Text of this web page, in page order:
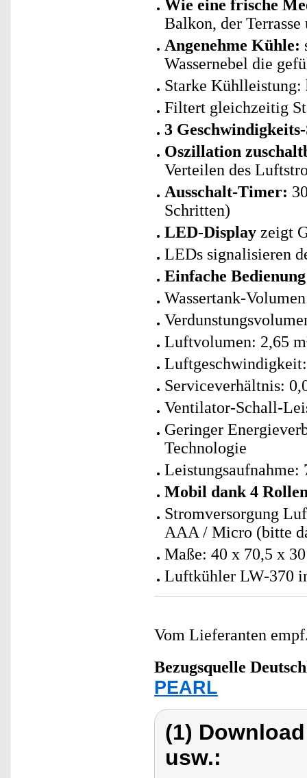
Wie eine frische
Balkon, der Terrasse
Angenehme Kühle:
Wassernebel die
Starke Kühlleistung:
Filtert gleichzeitig
3
Oszillation
Verteilen des
Ausschalt-Timer:
Schritten)
LED-Display zeigt
LEDs signalisieren
Einfache
Wassertank-
Luftvolumen: 2,65
Serviceverhältnis:
Ventilator-Schall-
Geringer
Technologie
Leistungsaufnahme:
Mobil dank 4
Stromversorgung
AAA / Micro (bitte
Maße: 40 x 70,5 x
Luftkühler LW-370
Vom Lieferanten
Bezugsquelle
PEARL
(1)
usw.: